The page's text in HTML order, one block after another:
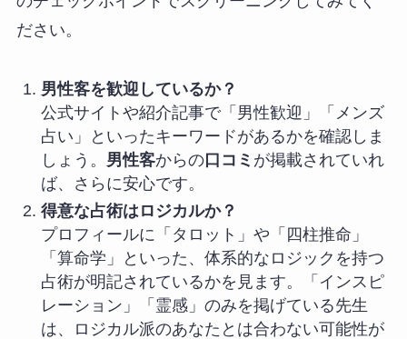
ださい。
男性客を歓迎しているか？
公式サイトや紹介記事で「男性歓迎」「メンズ
占い」といったキーワードがあるかを確認しま
しょう。 男性客からの口コミ が掲載されていれ
ば、さらに安心です。
得意な占術はロジカルか？
プロフィールに「タロット」や「四柱推命」
「算命学」といった、体系的なロジックを持つ
占術が明記されているかを見ます。「インスピ
レーション」「霊感」のみを掲げている先生
は、ロジカル派のあなたとは合わない可能性が